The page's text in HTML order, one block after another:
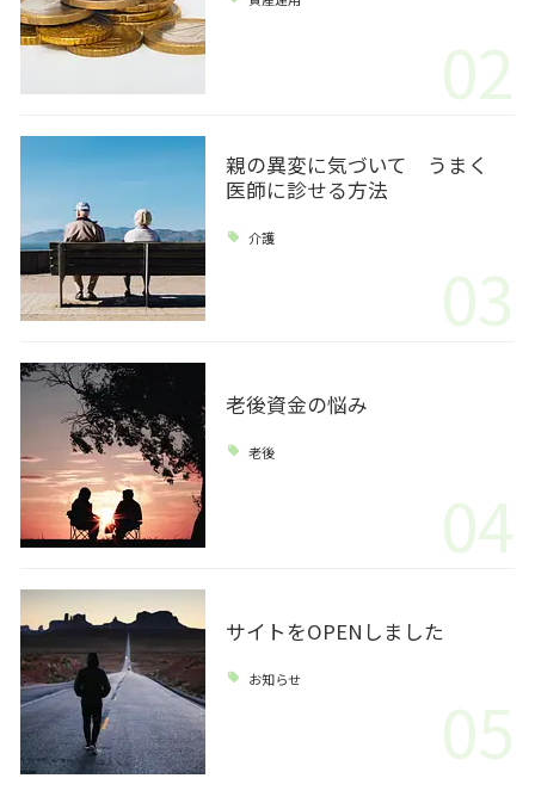
02
親の異変に気づいて うまく
医師に診せる方法
介護
03
老後資金の悩み
老後
04
サイトをOPENしました
お知らせ
05